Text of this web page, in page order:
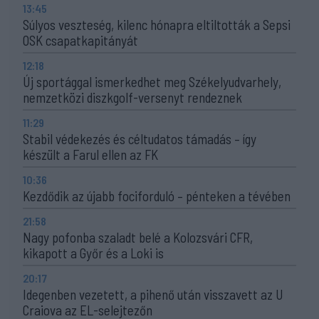
13:45
Súlyos veszteség, kilenc hónapra eltiltották a Sepsi
OSK csapatkapitányát
12:18
Új sportággal ismerkedhet meg Székelyudvarhely,
nemzetközi diszkgolf-versenyt rendeznek
11:29
Stabil védekezés és céltudatos támadás – így
készült a Farul ellen az FK
10:36
Kezdődik az újabb fociforduló – pénteken a tévében
21:58
Nagy pofonba szaladt belé a Kolozsvári CFR,
kikapott a Győr és a Loki is
20:17
Idegenben vezetett, a pihenő után visszavett az U
Craiova az EL-selejtezőn